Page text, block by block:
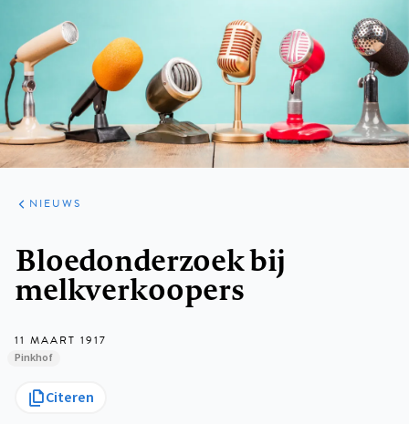
ARTIKELEN
HET
KORT
NIEUWS
Bloedonderzoek bij
melkverkoopers
11 MAART 1917
Pinkhof
Citeren